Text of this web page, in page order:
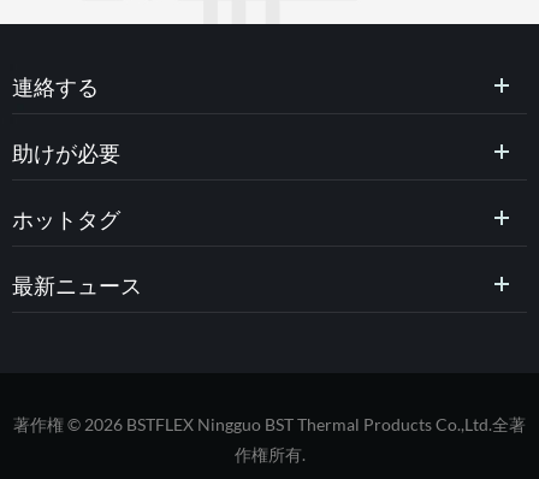
連絡する
助けが必要
ホットタグ
最新ニュース
著作権 © 2026 BSTFLEX Ningguo BST Thermal Products Co.,Ltd.全著
作権所有.